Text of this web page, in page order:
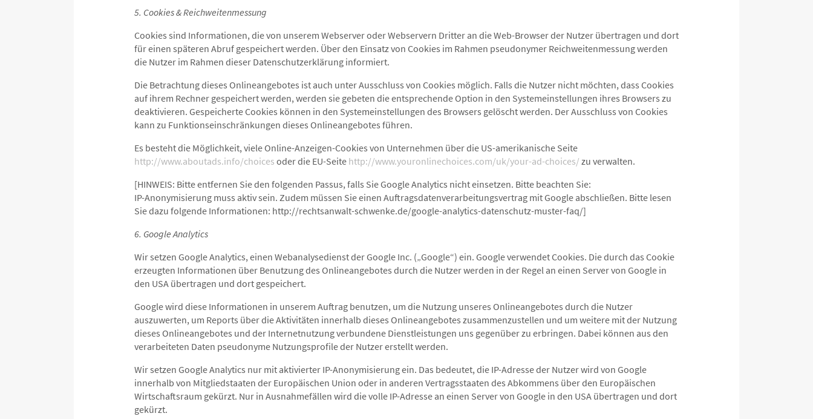
5. Cookies & Reichweitenmessung
Cookies sind Informationen, die von unserem Webserver oder Webservern Dritter an die Web-Browser der Nutzer übertragen und dort
für einen späteren Abruf gespeichert werden. Über den Einsatz von Cookies im Rahmen pseudonymer Reichweitenmessung werden
die Nutzer im Rahmen dieser Datenschutzerklärung informiert.
Die Betrachtung dieses Onlineangebotes ist auch unter Ausschluss von Cookies möglich. Falls die Nutzer nicht möchten, dass Cookies
auf ihrem Rechner gespeichert werden, werden sie gebeten die entsprechende Option in den Systemeinstellungen ihres Browsers zu
deaktivieren. Gespeicherte Cookies können in den Systemeinstellungen des Browsers gelöscht werden. Der Ausschluss von Cookies
kann zu Funktionseinschränkungen dieses Onlineangebotes führen.
Es besteht die Möglichkeit, viele Online-Anzeigen-Cookies von Unternehmen über die US-amerikanische Seite
http://www.aboutads.info/choices oder die EU-Seite http://www.youronlinechoices.com/uk/your-ad-choices/ zu verwalten.
[HINWEIS: Bitte entfernen Sie den folgenden Passus, falls Sie Google Analytics nicht einsetzen. Bitte beachten Sie:
IP-Anonymisierung muss aktiv sein. Zudem müssen Sie einen Auftragsdatenverarbeitungsvertrag mit Google abschließen. Bitte lesen
Sie dazu folgende Informationen: http://rechtsanwalt-schwenke.de/google-analytics-datenschutz-muster-faq/]
6. Google Analytics
Wir setzen Google Analytics, einen Webanalysedienst der Google Inc. („Google“) ein. Google verwendet Cookies. Die durch das Cookie
erzeugten Informationen über Benutzung des Onlineangebotes durch die Nutzer werden in der Regel an einen Server von Google in
den USA übertragen und dort gespeichert.
Google wird diese Informationen in unserem Auftrag benutzen, um die Nutzung unseres Onlineangebotes durch die Nutzer
auszuwerten, um Reports über die Aktivitäten innerhalb dieses Onlineangebotes zusammenzustellen und um weitere mit der Nutzung
dieses Onlineangebotes und der Internetnutzung verbundene Dienstleistungen uns gegenüber zu erbringen. Dabei können aus den
verarbeiteten Daten pseudonyme Nutzungsprofile der Nutzer erstellt werden.
Wir setzen Google Analytics nur mit aktivierter IP-Anonymisierung ein. Das bedeutet, die IP-Adresse der Nutzer wird von Google
innerhalb von Mitgliedstaaten der Europäischen Union oder in anderen Vertragsstaaten des Abkommens über den Europäischen
Wirtschaftsraum gekürzt. Nur in Ausnahmefällen wird die volle IP-Adresse an einen Server von Google in den USA übertragen und dort
gekürzt.